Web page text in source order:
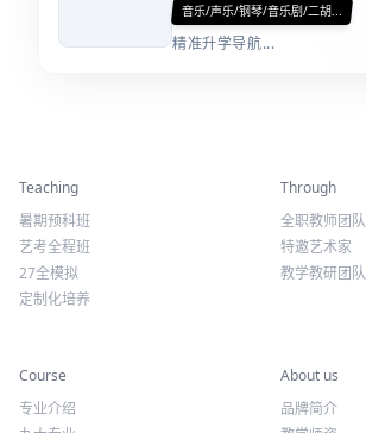
音乐/声乐/钢琴/音乐剧/二胡...
精准升学导航...
Teaching
暑期预科班
艺考全程班
27全模拟
定制化培养
Through
全职教师团队
特邀艺术家
教学教研团队
Course
专业介绍
About us
品牌简介